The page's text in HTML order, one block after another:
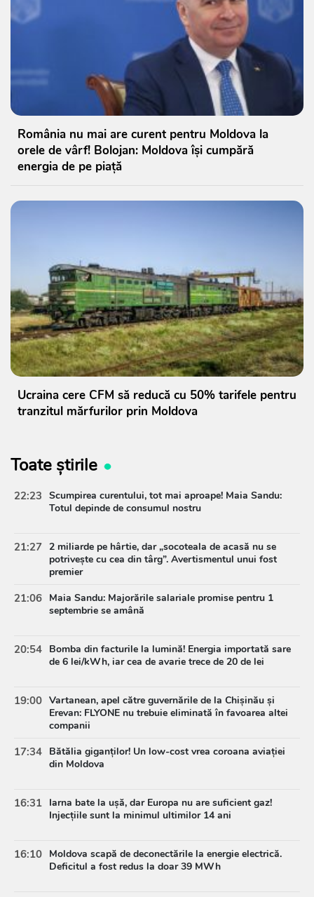
România nu mai are curent pentru Moldova la
orele de vârf! Bolojan: Moldova își cumpără
energia de pe piață
Ucraina cere CFM să reducă cu 50% tarifele pentru
tranzitul mărfurilor prin Moldova
Toate știrile
22:23 Scumpirea curentului, tot mai aproape! Maia Sandu:
Totul depinde de consumul nostru
21:27 2 miliarde pe hârtie, dar „socoteala de acasă nu se
potrivește cu cea din târg”. Avertismentul unui fost
premier
21:06 Maia Sandu: Majorările salariale promise pentru 1
septembrie se amână
20:54 Bomba din facturile la lumină! Energia importată sare
de 6 lei/kWh, iar cea de avarie trece de 20 de lei
19:00 Vartanean, apel către guvernările de la Chișinău și
Erevan: FLYONE nu trebuie eliminată în favoarea altei
companii
17:34 Bătălia giganților! Un low-cost vrea coroana aviației
din Moldova
16:31 Iarna bate la ușă, dar Europa nu are suficient gaz!
Injecțiile sunt la minimul ultimilor 14 ani
16:10 Moldova scapă de deconectările la energie electrică.
Deficitul a fost redus la doar 39 MWh